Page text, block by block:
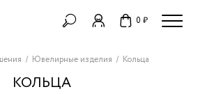
0 ₽
Ювелирные изделия Кольца
КОЛЬЦА